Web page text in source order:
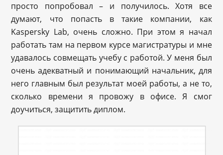
просто попробовал – и получилось. Хотя все
думают, что попасть в такие компании, как
Kaspersky Lab, очень сложно. При этом я начал
работать там на первом курсе магистратуры и мне
удавалось совмещать учебу с работой. У меня был
очень адекватный и понимающий начальник, для
него главным был результат моей работы, а не то,
сколько времени я провожу в офисе. Я смог
доучиться, защитить диплом.